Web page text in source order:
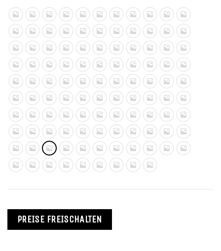
PREISE FREISCHALTEN